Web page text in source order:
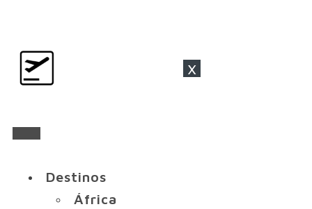
x
Destinos
África